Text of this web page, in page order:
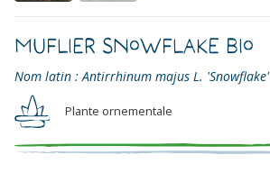
Muflier Snowflake Bio
Nom latin : Antirrhinum majus L. 'Snowflake'
Plante ornementale